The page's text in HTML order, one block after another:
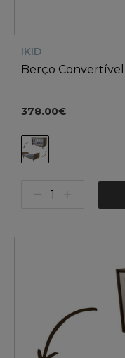
IKID
Berço
378.00€